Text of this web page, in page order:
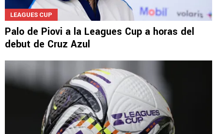
LEAGUES CUP
Palo de Piovi a la Leagues Cup a horas del
debut de Cruz Azul